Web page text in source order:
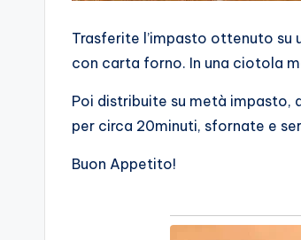
Trasferite l’impasto ottenuto
con carta forno. In una ciotola
Poi distribuite su metà
per circa 20minuti, sfornate e
Buon Appetito!